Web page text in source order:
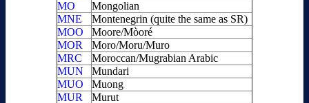
MO
Mongolian
MNE
Montenegrin (quite the same as SR)
MOO
Moore/Mòoré
MOR
Moro/Moru/Muro
MRC
Moroccan/Mugrabian Arabic
MUN
Mundari
MUO
Muong
MUR
Murut